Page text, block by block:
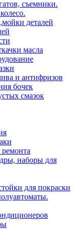
съемники.
деталей
масла
и антифризов
бочек
смазок
ремонта
наборы для
для покраски